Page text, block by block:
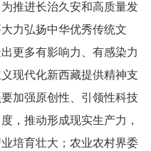
推进长治久安和高质量发
力弘扬中华优秀传统文
更多有影响力、有感染力
现代化新西藏提供精神支
加强原创性、引领性科技
，推动形成现实生产力，
培育壮大；农业农村界委